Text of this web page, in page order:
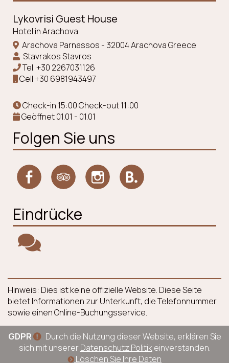
Lykovrisi Guest House
Hotel in Arachova
Arachova Parnassos - 32004 Arachova Greece
Stavrakos Stavros
Tel.+30 2267031126
Cell+30 6981943497
Check-in 15:00 Check-out 11:00
Geöffnet 01.01 - 01.01
Folgen Sie uns
Eindrücke
Hinweis: Dies ist keine offizielle Website. Diese Seite
bietet Informationen zur Unterkunft, die Telefonnummer
sowie einen Online-Buchungsservice.
GDPR
Durch die Nutzung dieser Website, erklären Sie
sich mit unserer Datenschutz Politikeinverstanden.
Löschen Sie Ihre Daten